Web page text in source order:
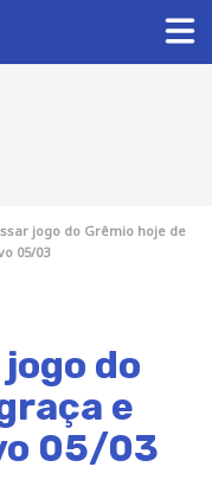
jogo do Grêmio hoje de
05/03
do
e
05/03